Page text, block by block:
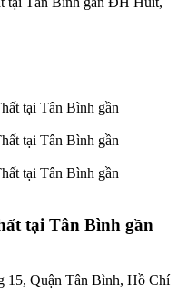
tại Tân Bình gần
15, Quận Tân Bình, Hồ Chí